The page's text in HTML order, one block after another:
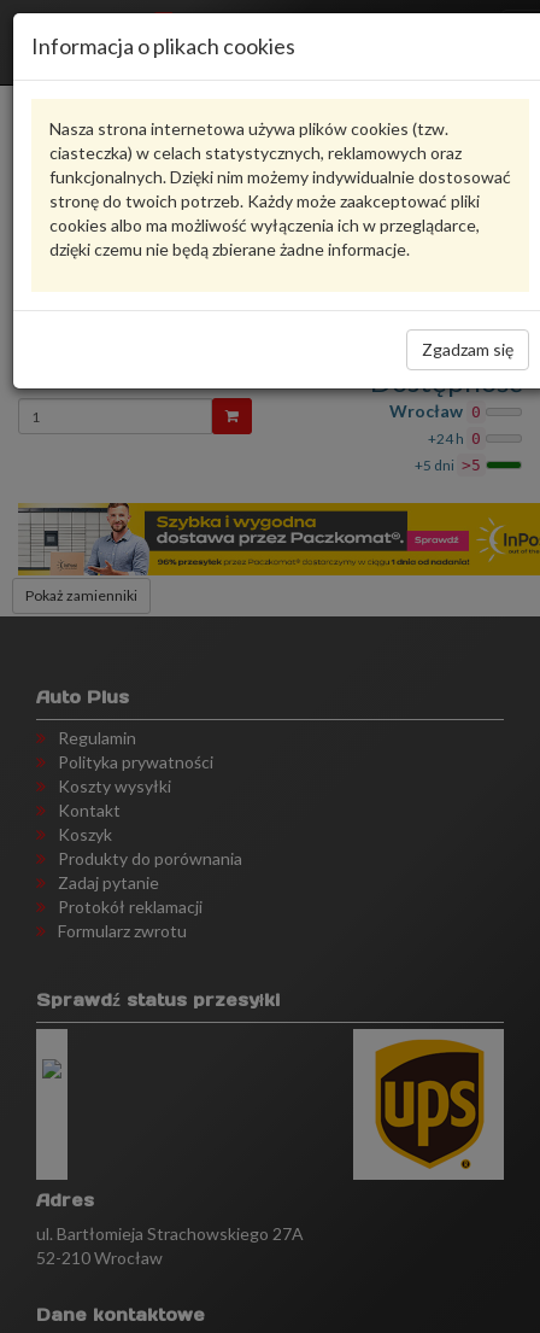
Informacja o plikach cookies
Nasza strona internetowa używa plików cookies (tzw.
ciasteczka) w celach statystycznych, reklamowych oraz
funkcjonalnych. Dzięki nim możemy indywidualnie dostosować
stronę do twoich potrzeb. Każdy może zaakceptować pliki
cookies albo ma możliwość wyłączenia ich w przeglądarce,
dzięki czemu nie będą zbierane żadne informacje.
Zgadzam się
Karta produktu
N91091201VAG
VAG - produkt oryginalny VW AUDI SEAT SKODA
NIT ROZP 10/7 N91091201 VAG
Wprowadź
ilość
Dostępność
Wrocław 0
+24 h 0
+5 dni >5
Pokaż zamienniki
Auto Plus
Regulamin
Polityka prywatności
Koszty wysyłki
Kontakt
Koszyk
Produkty do porównania
Zadaj pytanie
Protokół reklamacji
Formularz zwrotu
Sprawdź status przesyłki
Adres
ul. Bartłomieja Strachowskiego 27A
52-210 Wrocław
Dane kontaktowe